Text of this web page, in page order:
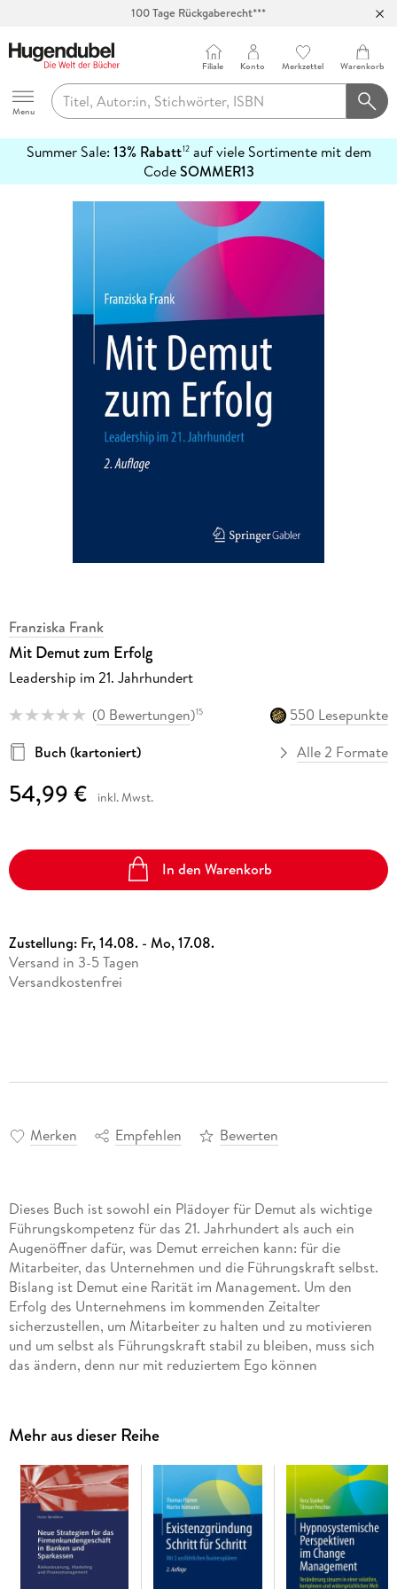
100 Tage Rückgaberecht***
Hugendubel
Menu
Filiale Konto Merkzettel Warenkorb
Summer Sale: 13% Rabatt12auf viele Sortimente mit dem
CodeSOMMER13
erfahren
Franziska Frank
Mit Demut zum Erfolg
Leadership im 21. Jahrhundert
(0 Bewertungen)15
550 Lesepunkte
Buch (kartoniert)
Alle 2 Formate
54,99 € inkl. Mwst.
In den Warenkorb
Zustellung: Fr, 14.08. - Mo, 17.08.
Versand in 3-5 Tagen
Versandkostenfrei
Merken Empfehlen Bewerten
Dieses Buch ist sowohl ein Plädoyer für Demut als wichtige
Führungskompetenz für das 21. Jahrhundert als auch ein
Augenöffner dafür, was Demut erreichen kann: für die
Mitarbeiter, das Unternehmen und die Führungskraft selbst.
Bislang ist Demut eine Rarität im Management. Um den
Erfolg des Unternehmens im kommenden Zeitalter
sicherzustellen, um Mitarbeiter zu halten und zu motivieren
und um selbst als Führungskraft stabil zu bleiben, muss sich
das ändern, denn nur mit reduziertem Ego können
Mit Demut lassen Führungskräfte eine neue Kultur ins
Unternehmen einziehen: Wo heute viele Führungskräfte ohne
Anerkennung, mit fehlendem Respekt und unkontrolliertem
Verhalten agieren, zieht eine Professionalität ein, die mit
Klarheit und Wärme die Mitarbeiter in schwierigen Zeiten
stärkt und führt. Mit Demut können Führungskräfte ihre
Stärken und Schwächen erkennen, das eigene Ego im Griff
halten und andere für das anerkennen was sie sind und sein
Mehr aus dieser Reihe